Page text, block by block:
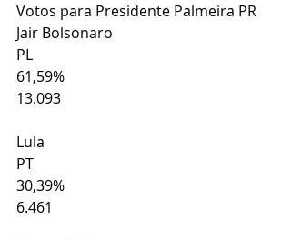
Votos para Presidente Palmeira PR
Jair Bolsonaro
PL
61,59%
13.093
Lula
PT
30,39%
6.461